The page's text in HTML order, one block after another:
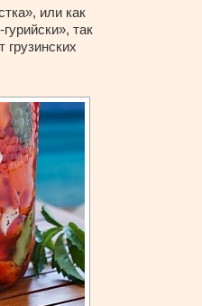
или как
так
грузинских